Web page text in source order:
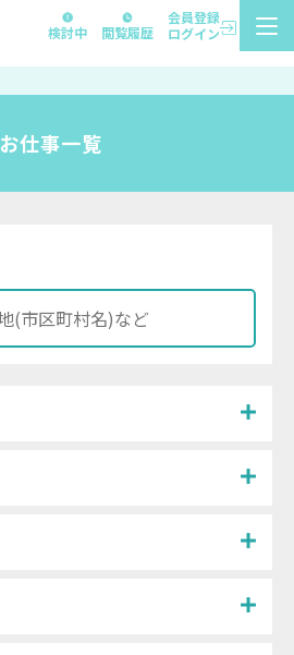
検討中 閲覧履歴
会員登録
ログイン
お仕事一覧